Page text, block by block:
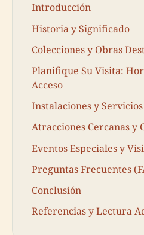
Introducción
Historia y Significado
Colecciones y Obras
Planifique Su Visita:
Acceso
Instalaciones y Servicios
Atracciones Cercanas y
Eventos Especiales y
Preguntas Frecuentes
Conclusión
Referencias y Lectura